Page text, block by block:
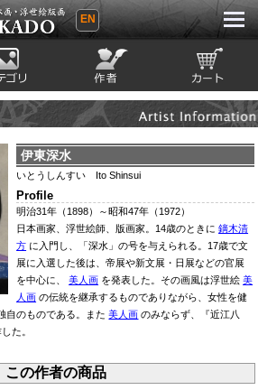
画・浮世
EN
ゴリ 絵師 カート
伊東深水
いとうしんすい Ito Shinsui
Profile
明治31年（1898）～昭和47年（1972）
日本画家、浮世絵師、版画家。14歳のときに鏑木清
方 に入門し、「深水」の号を与えられる。17歳で文
展に入選した後は、帝展や新文展・日展などの官展
を中心に、美人画 を発表した。その画風は浮世絵美
人画 の伝統を継承するものでありながら、女性を健
自のものである。また美人画 のみならず、『近江八
た。
この作者の商品